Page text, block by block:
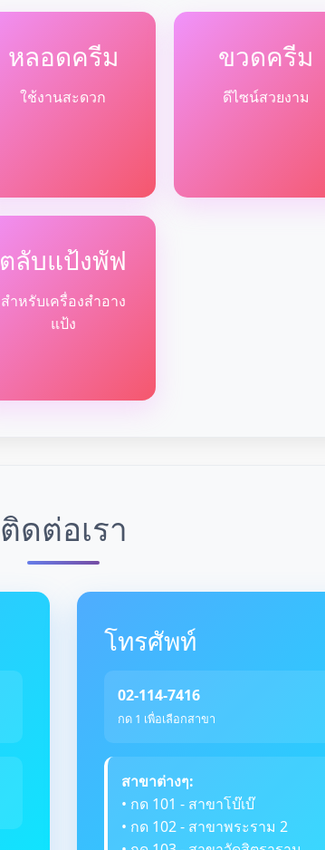
หลอดครีม
ใช้งานสะดวก
ขวดครีม
ดีไซน์สวยงาม
ตลับแป้งพัฟ
สำหรับเครื่องสำอาง
แป้ง
ติดต่อเรา
โทรศัพท์
02-114-7416
กด 1 เพื่อเลือกสาขา
สาขาต่างๆ:
• กด 101 - สาขาโบ๊เบ๊
• กด 102 - สาขาพระราม 2